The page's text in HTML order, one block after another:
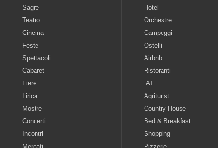
Sagre
Teatro
Cinema
Feste
Spettacoli
Cabaret
Fiere
Lirica
Mostre
Concerti
Incontri
Mercati
Hotel
Orchestre
Campeggi
Ostelli
Airbnb
Ristoranti
IAT
Agriturist
Country House
Bed & Breakfast
Shopping
Pizzerie